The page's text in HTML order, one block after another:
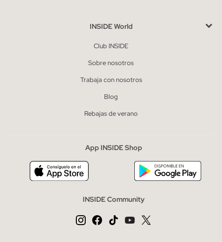
INSIDE World
Club INSIDE
Sobre nosotros
Trabaja con nosotros
Blog
Rebajas de verano
App INSIDE Shop
INSIDE Community